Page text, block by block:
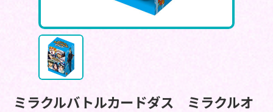
ミラクルバトルカードダス ミラクルオ